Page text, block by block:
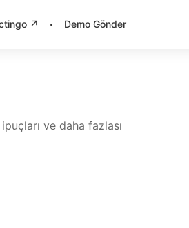
↗ · Demo Gönder
ve daha fazlası